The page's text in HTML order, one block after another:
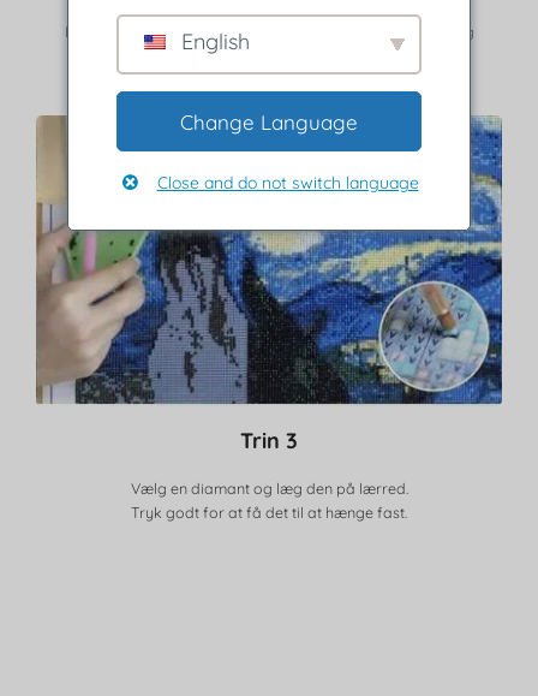
Brug forklaringen til at finde øvelser, der matcher farve og
symbol.
Trin 3
Vælg en diamant og læg den på lærred.
Tryk godt for at få det til at hænge fast.
English
Change Language
Close and do not switch language